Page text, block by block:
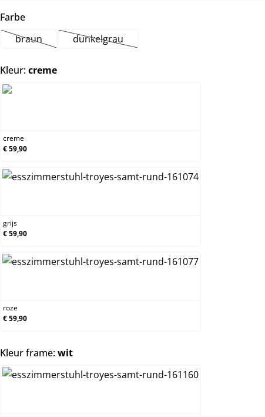
Farbeselect
braun(Deze optie is momenteel niet beschikbaar.)
dunkelgrau(Deze optie is momenteel niet beschikbaar.)
Kleur:cremeselect
creme
€ 59,90
grijs
€ 59,90
roze
€ 59,90
Kleur frame:witselect